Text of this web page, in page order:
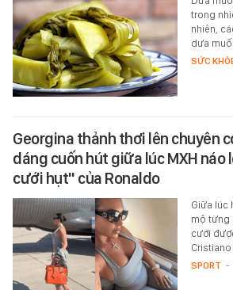
trong
nhiên,
dưa
SỨC
Georgina thảnh thơi lên chuyên
dáng cuốn hút giữa lúc MXH náo
cưới hụt" của Ronaldo
Giữa lúc
mộ từng
cưới
SPORT -